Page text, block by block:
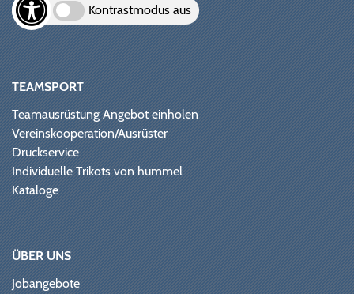
Kontrastmodus aus
TEAMSPORT
Teamausrüstung Angebot einholen
Vereinskooperation/Ausrüster
Druckservice
Individuelle Trikots von hummel
Kataloge
ÜBER UNS
Jobangebote